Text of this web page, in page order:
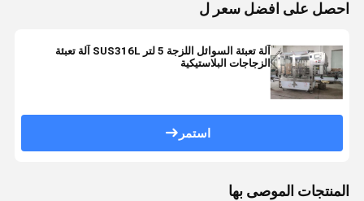
احصل على افضل سعر ل
آلة تعبئة السوائل اللزجة 5 لتر SUS316L آلة تعبئة
الزجاجات البلاستيكية
استمر
المنتجات الموصى بها